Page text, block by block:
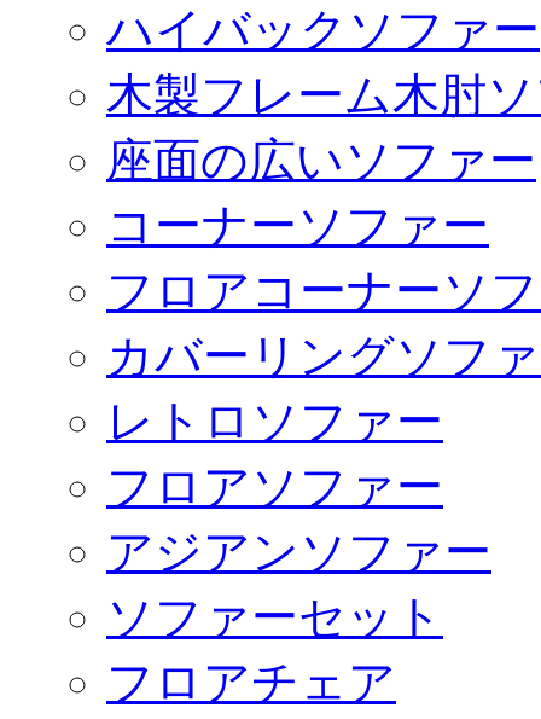
ハイバックソファー
木製フレーム木肘
座面の広いソファー
コーナーソファー
フロアコーナーソ
カバーリングソフ
レトロソファー
フロアソファー
アジアンソファー
ソファーセット
フロアチェア